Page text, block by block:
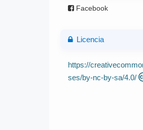
Facebook
Licencia
https://
ses/by-nc-by-sa/4.0/